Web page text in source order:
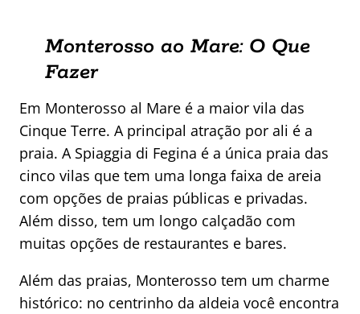
Monterosso ao Mare: O Que
Fazer
Em Monterosso al Mare é a maior vila das
Cinque Terre. A principal atração por ali é a
praia. A Spiaggia di Fegina é a única praia das
cinco vilas que tem uma longa faixa de areia
com opções de praias públicas e privadas.
Além disso, tem um longo calçadão com
muitas opções de restaurantes e bares.
Além das praias, Monterosso tem um charme
histórico: no centrinho da aldeia você encontra